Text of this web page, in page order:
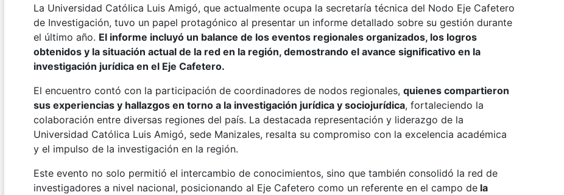
La Universidad Católica Luis Amigó, que actualmente ocupa la secretaría técnica del Nodo Eje Cafetero
de Investigación, tuvo un papel protagónico al presentar un informe detallado sobre su gestión durante
el último año. El informe incluyó un balance de los eventos regionales organizados, los logros
obtenidos y la situación actual de la red en la región, demostrando el avance significativo en la
investigación jurídica en el Eje Cafetero.
El encuentro contó con la participación de coordinadores de nodos regionales, quienes compartieron
sus experiencias y hallazgos en torno a la investigación jurídica y sociojurídica, fortaleciendo la
colaboración entre diversas regiones del país. La destacada representación y liderazgo de la
Universidad Católica Luis Amigó, sede Manizales, resalta su compromiso con la excelencia académica
y el impulso de la investigación en la región.
Este evento no solo permitió el intercambio de conocimientos, sino que también consolidó la red de
investigadores a nivel nacional, posicionando al Eje Cafetero como un referente en el campo de la